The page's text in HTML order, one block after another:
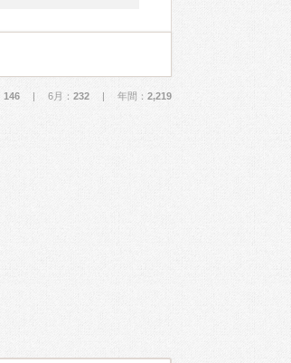
146 | 6月： 232 | 年間： 2,219